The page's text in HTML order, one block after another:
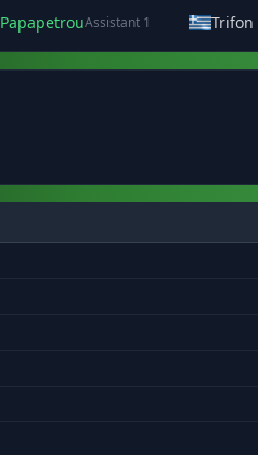
PapapetrouAssistant 1 Trifon